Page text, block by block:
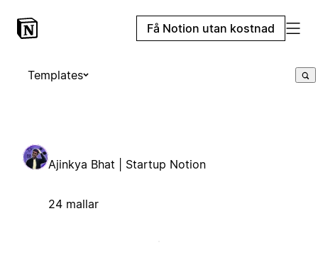
Få Notion utan kostnad
Templates
Ajinkya Bhat | Startup Notion
24 mallar